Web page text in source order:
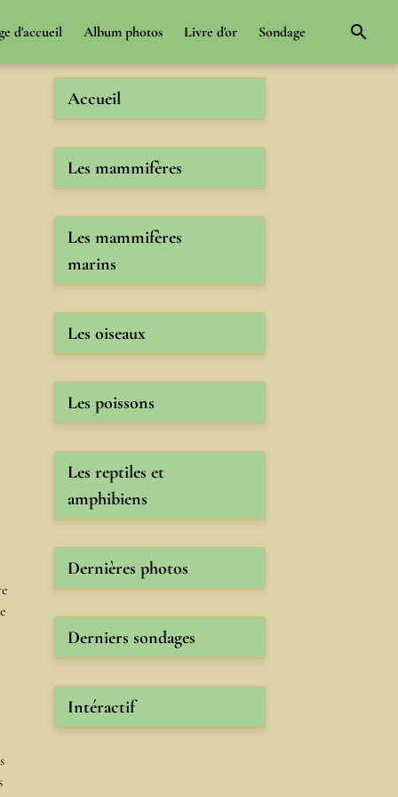
d'accueil Album photos Livre d'or Sondage
Accueil
Les mammifères
Les mammifères
marins
Les oiseaux
Les poissons
Les reptiles et
amphibiens
Dernières photos
Derniers sondages
Intéractif